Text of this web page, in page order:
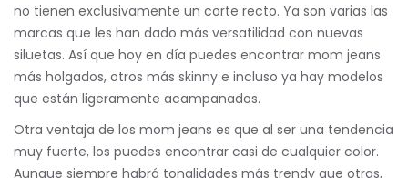
no tienen exclusivamente un corte recto. Ya son varias las
marcas que les han dado más versatilidad con nuevas
siluetas. Así que hoy en día puedes encontrar mom jeans
más holgados, otros más skinny e incluso ya hay modelos
que están ligeramente acampanados.
Otra ventaja de los mom jeans es que al ser una tendencia
muy fuerte, los puedes encontrar casi de cualquier color.
Aunque siempre habrá tonalidades más trendy que otras,